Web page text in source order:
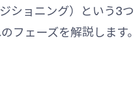
ショニング）という3つ
ェーズを解説します。